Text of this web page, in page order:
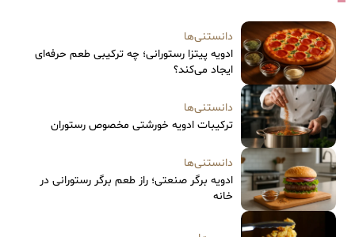
دانستنی‌ها
ادویه پیتزا رستورانی؛ چه ترکیبی طعم حرفه‌ای
ایجاد می‌کند؟
دانستنی‌ها
ترکیبات ادویه خورشتی مخصوص رستوران
دانستنی‌ها
ادویه برگر صنعتی؛ راز طعم برگر رستورانی در
خانه